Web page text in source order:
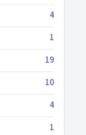
4
1
19
10
4
1